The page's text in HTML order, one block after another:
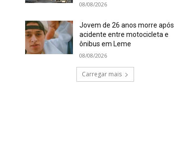
08/08/2026
Jovem de 26 anos morre após
acidente entre motocicleta e
ônibus em Leme
08/08/2026
Carregar mais